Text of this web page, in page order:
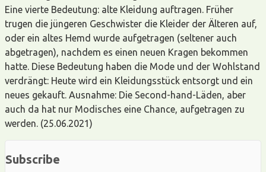
Eine vierte Bedeutung: alte Kleidung auftragen. Früher
trugen die jüngeren Geschwister die Kleider der Älteren auf,
oder ein altes Hemd wurde aufgetragen (seltener auch
abgetragen), nachdem es einen neuen Kragen bekommen
hatte. Diese Bedeutung haben die Mode und der Wohlstand
verdrängt: Heute wird ein Kleidungsstück entsorgt und ein
neues gekauft. Ausnahme: Die Second-hand-Läden, aber
auch da hat nur Modisches eine Chance, aufgetragen zu
werden. (25.06.2021)
Subscribe